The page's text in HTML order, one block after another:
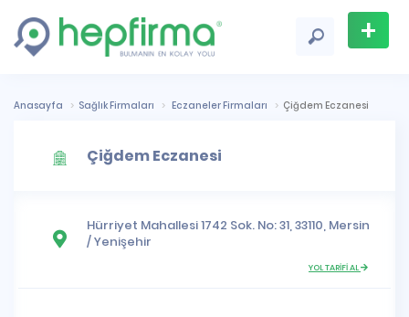
+
Ekle
Anasayfa Sağlık Firmaları Eczaneler Firmaları Çiğdem Eczanesi
Çiğdem Eczanesi
Hürriyet Mahallesi1742 Sok. No: 31, 33110, Mersin
/Yenişehir
YOL TARİFİ AL